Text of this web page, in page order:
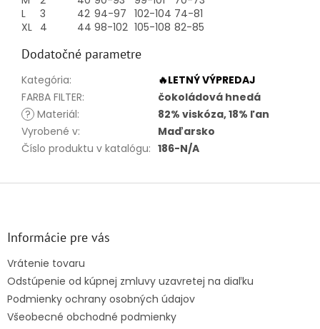
L
3 42 94-97 102-104 74-81
XL 4 44 98-102 105-108 82-85
Dodatočné parametre
Kategória:
🔥LETNÝ VÝPREDAJ
FARBA FILTER:
čokoládová hnedá
? Materiál:
82% viskóza, 18% ľan
Vyrobené v:
Maďarsko
Číslo produktu v katalógu: 186-N/A
Z
Informácie pre vás
Vrátenie tovaru
Odstúpenie od kúpnej zmluvy uzavretej na diaľku
Podmienky ochrany osobných údajov
Všeobecné obchodné podmienky